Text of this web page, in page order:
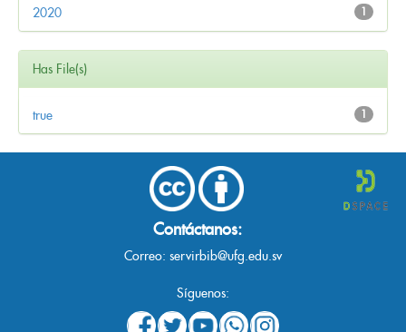
1
2020
Has File(s)
1
true
Contáctanos:
Correo: servirbib@ufg.edu.sv
Síguenos: